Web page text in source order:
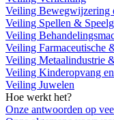
Veiling Bewegwijzering
Veiling Spellen &
Veiling
Veiling Farmaceutische
Veiling Metaalindustrie
Veiling Kinderopvang
Veiling Juwelen
Hoe werkt het?
Onze antwoorden op